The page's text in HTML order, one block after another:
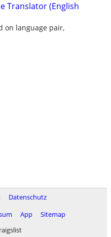
Translator (English
on language pair,
Datenschutz
App
Sitemap